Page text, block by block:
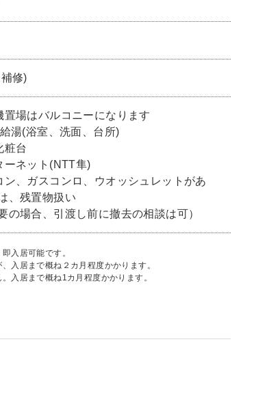
修)
置場はバルコニーになります
湯(浴室、洗面、台所)
粧台
ーネット(NTT隼)
ン、ガスコンロ、ウオッシュレットがあ
、残置物扱い
の場合、引渡し前に撤去の相談は可）
入居可能です。
入居まで概ね２カ月程度かかります。
入居まで概ね1カ月程度かかります。